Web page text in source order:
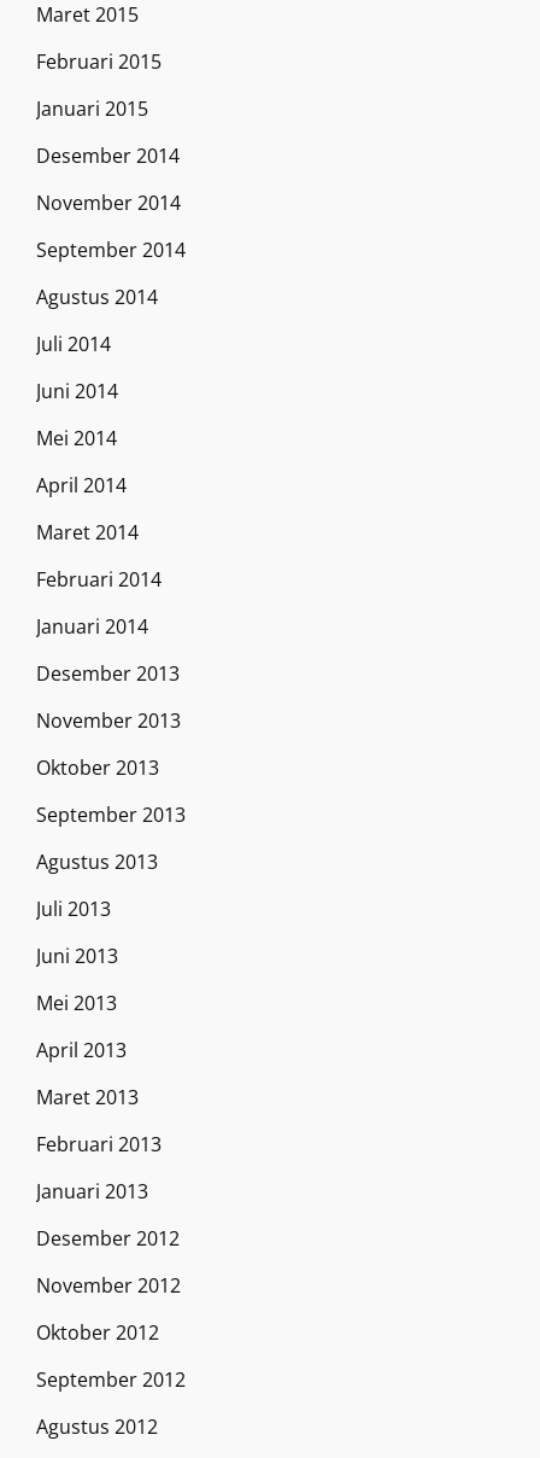
Maret 2015
Februari 2015
Januari 2015
Desember 2014
November 2014
September 2014
Agustus 2014
Juli 2014
Juni 2014
Mei 2014
April 2014
Maret 2014
Februari 2014
Januari 2014
Desember 2013
November 2013
Oktober 2013
September 2013
Agustus 2013
Juli 2013
Juni 2013
Mei 2013
April 2013
Maret 2013
Februari 2013
Januari 2013
Desember 2012
November 2012
Oktober 2012
September 2012
Agustus 2012